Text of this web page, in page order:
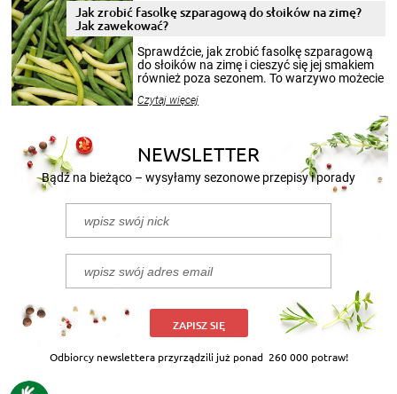
pełni poczuć atmosferę cieplejszych
miesięcy. Przygotowanie słoików ze
patenty, które pozwolą zachować świeżość
przetworów.
Jak zrobić fasolkę szparagową do słoików na zimę?
Jak zawekować?
Sprawdźcie, jak zrobić fasolkę szparagową
do słoików na zimę i cieszyć się jej smakiem
również poza sezonem. To warzywo możecie
nasze propozycje!
Czytaj więcej
NEWSLETTER
Bądź na bieżąco – wysyłamy sezonowe przepisy i porady
ZAPISZ SIĘ
Odbiorcy newslettera przyrządzili już ponad 260 000 potraw!